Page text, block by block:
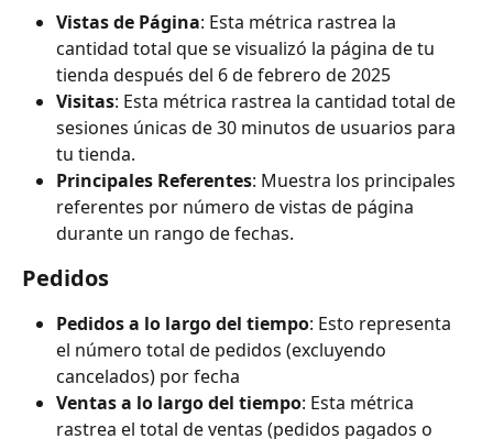
Vistas de Página: Esta métrica rastrea la
cantidad total que se visualizó la página de tu
tienda después del 6 de febrero de 2025
Visitas: Esta métrica rastrea la cantidad total de
sesiones únicas de 30 minutos de usuarios para
tu tienda.
Principales Referentes: Muestra los principales
referentes por número de vistas de página
durante un rango de fechas.
Pedidos
Pedidos a lo largo del tiempo: Esto representa
el número total de pedidos (excluyendo
cancelados) por fecha
Ventas a lo largo del tiempo: Esta métrica
rastrea el total de ventas (pedidos pagados o